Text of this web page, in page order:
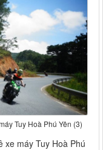
Tuy Hoà Phú Yên (3)
xe máy Tuy Hoà Phú